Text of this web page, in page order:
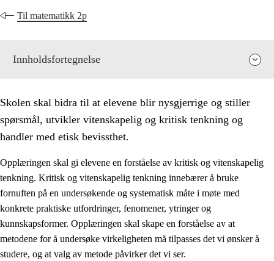
Til matematikk 2p
Innholdsfortegnelse
1. Opplæringens verdigrunnlag
1.1 Menneskeverdet
Skolen skal bidra til at elevene blir nysgjerrige og stiller
spørsmål, utvikler vitenskapelig og kritisk tenkning og
handler med etisk bevissthet.
Opplæringen skal gi elevene en forståelse av kritisk og vitenskapelig
tenkning. Kritisk og vitenskapelig tenkning innebærer å bruke
fornuften på en undersøkende og systematisk måte i møte med
konkrete praktiske utfordringer, fenomener, ytringer og
kunnskapsformer. Opplæringen skal skape en forståelse av at
metodene for å undersøke virkeligheten må tilpasses det vi ønsker å
studere, og at valg av metode påvirker det vi ser.